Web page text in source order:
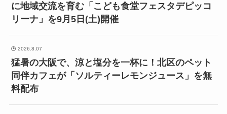
に地域交流を育む「こども食堂フェスタデピッコ
リーナ」を9月5日(土)開催
2026.8.07
猛暑の大阪で、涼と塩分を一杯に！北区のペット
同伴カフェが「ソルティーレモンジュース」を無
料配布